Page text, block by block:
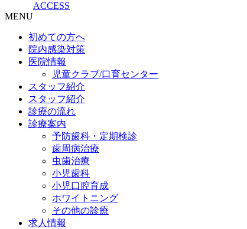
ACCESS
MENU
初めての方へ
院内感染対策
医院情報
児童クラブ/口育センター
スタッフ紹介
スタッフ紹介
診療の流れ
診療案内
予防歯科・定期検診
歯周病治療
虫歯治療
小児歯科
小児口腔育成
ホワイトニング
その他の診療
求人情報